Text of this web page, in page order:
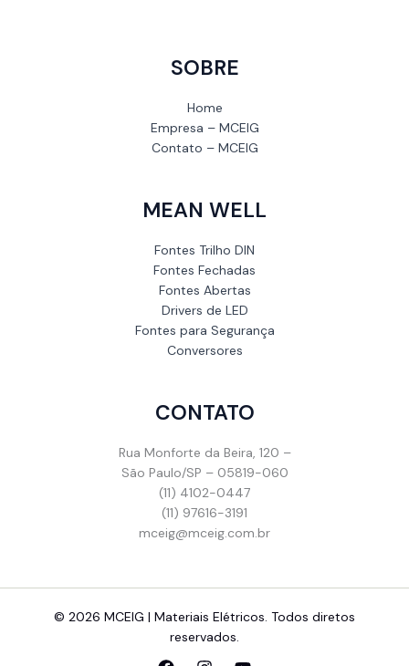
SOBRE
Home
Empresa – MCEIG
Contato – MCEIG
MEAN WELL
Fontes Trilho DIN
Fontes Fechadas
Fontes Abertas
Drivers de LED
Fontes para Segurança
Conversores
CONTATO
Rua Monforte da Beira, 120 –
São Paulo/SP – 05819-060
(11) 4102-0447
(11) 97616-3191
mceig@mceig.com.br
© 2026 MCEIG | Materiais Elétricos. Todos diretos
reservados.